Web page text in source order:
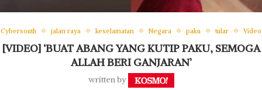
Cybersouth jalan raya keselamatan Negara paku tular Video
[VIDEO] ‘BUAT ABANG YANG KUTIP PAKU, SEMOGA
ALLAH BERI GANJARAN’
written by